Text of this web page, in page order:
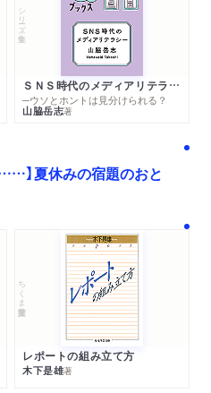
シリーズ・全集
ＳＮＳ時代のメディアリテラシー
─ウソとホントは見分けられる？
山脇岳志著
】夏休みの宿題のおと
ちくま学芸文庫
レポートの組み立て方
木下是雄著